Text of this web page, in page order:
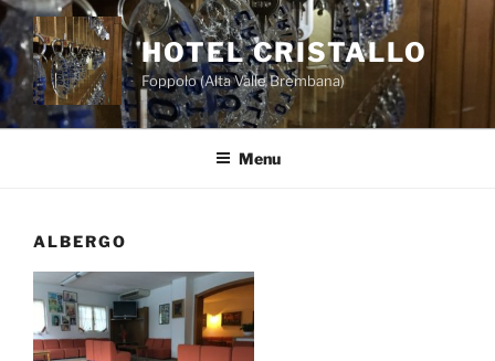
Salta
al
contenuto
HOTEL CRISTALLO
Foppolo (Alta Valle Brembana)
Menu
ALBERGO